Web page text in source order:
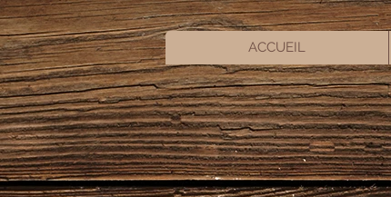
ACCUEIL